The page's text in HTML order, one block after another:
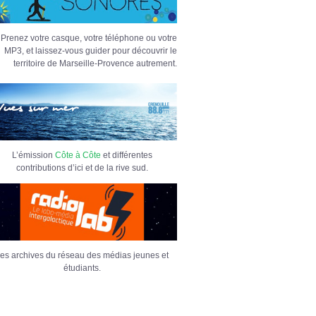
Prenez votre casque, votre téléphone ou votre
MP3, et laissez-vous guider pour découvrir le
territoire de Marseille-Provence autrement.
L’émission Côte à Côte et différentes
contributions d’ici et de la rive sud.
archives du réseau des médias jeunes et
étudiants.